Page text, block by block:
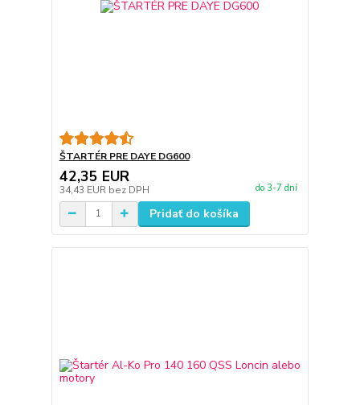
ŠTARTÉR PRE DAYE DG600
42,35 EUR
34,43 EUR bez DPH do 3-7 dní
Pridať do košíka